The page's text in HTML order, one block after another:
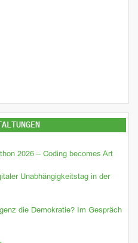
2026 – Coding becomes Art
Unabhängigkeitstag in der
die Demokratie? Im Gespräch